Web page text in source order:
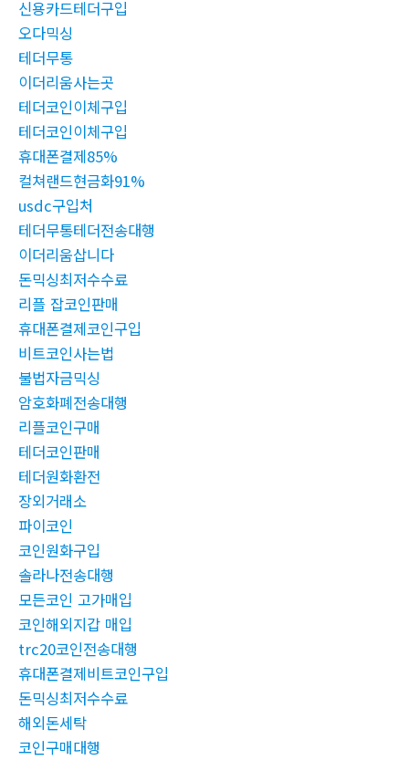
신용카드테더구입
오다믹싱
테더무통
이더리움사는곳
테더코인이체구입
테더코인이체구입
휴대폰결제85%
컬쳐랜드현금화91%
usdc구입처
테더무통테더전송대행
이더리움삽니다
돈믹싱최저수수료
리플 잡코인판매
휴대폰결제코인구입
비트코인사는법
불법자금믹싱
암호화폐전송대행
리플코인구매
테더코인판매
테더원화환전
장외거래소
파이코인
코인원화구입
솔라나전송대행
모든코인 고가매입
코인해외지갑 매입
trc20코인전송대행
휴대폰결제비트코인구입
돈믹싱최저수수료
해외돈세탁
코인구매대행